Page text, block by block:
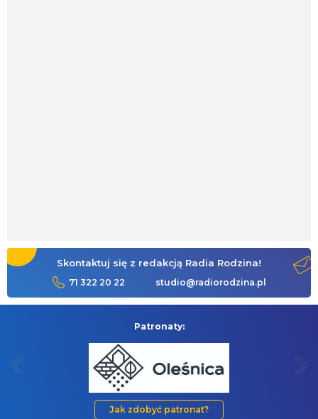
Skontaktuj się z redakcją Radia Rodzina!
71 322 20 22 studio@radiorodzina.pl
Patronaty:
Jak zdobyć patronat?